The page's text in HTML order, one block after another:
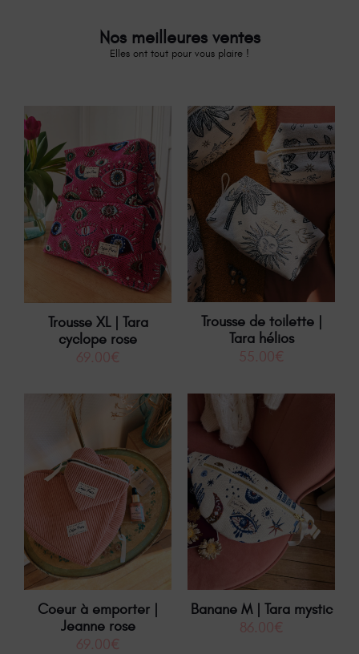
Nos meilleures ventes
Elles ont tout pour vous plaire !
Trousse XL | Tara
cyclope rose
69.00€
Trousse de toilette |
Tara hélios
55.00€
Coeur à emporter |
Jeanne rose
69.00€
Banane M | Tara mystic
86.00€